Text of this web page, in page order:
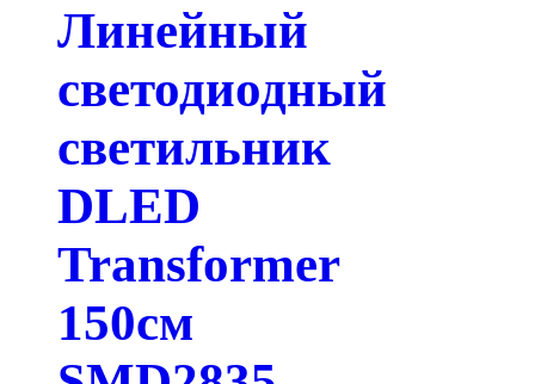
Линейный
светодиодный
светильник
DLED
Transformer
150см